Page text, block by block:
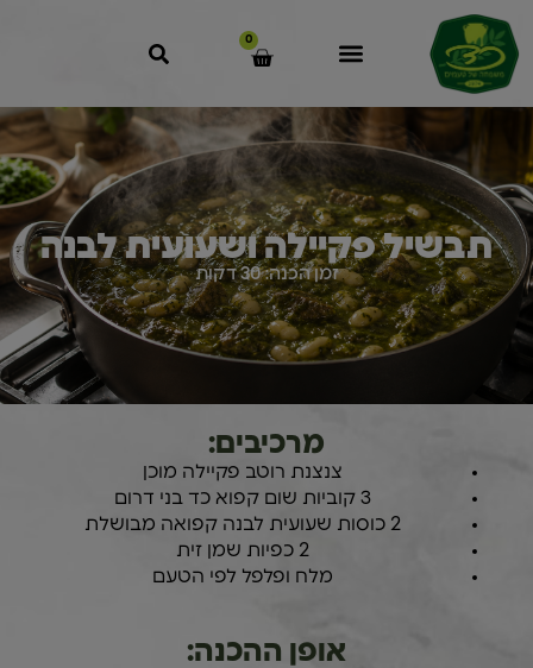
0
תבשיל פקיילה ושעועית לבנה
זמן הכנה: 30 דקות
מרכיבים:
צנצנת רוטב פקיילה מוכן
3 קוביות שום קפוא כד בני דרום
2 כוסות שעועית לבנה קפואה מבושלת
2 כפיות שמן זית
מלח ופלפל לפי הטעם
אופן ההכנה: